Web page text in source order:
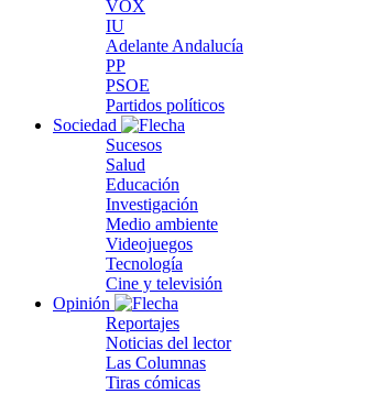
VOX
IU
Adelante Andalucía
PP
PSOE
Partidos políticos
Sociedad
Sucesos
Salud
Educación
Investigación
Medio ambiente
Videojuegos
Tecnología
Cine y televisión
Opinión
Reportajes
Noticias del lector
Las Columnas
Tiras cómicas